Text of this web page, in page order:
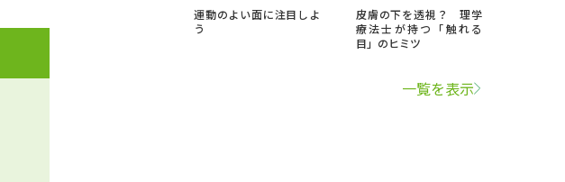
運動のよい面に注目しよ
う
皮膚の下を透視？ 理学
療法士が持つ「触れる
目」のヒミツ
一覧を表示